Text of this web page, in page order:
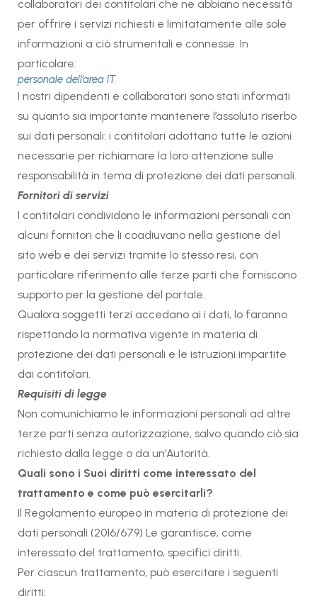
collaboratori dei contitolari che ne abbiano necessità
per offrire i servizi richiesti e limitatamente alle sole
informazioni a ciò strumentali e connesse. In
particolare:
personale dell’area IT.
I nostri dipendenti e collaboratori sono stati informati
su quanto sia importante mantenere l’assoluto riserbo
sui dati personali: i contitolari adottano tutte le azioni
necessarie per richiamare la loro attenzione sulle
responsabilità in tema di protezione dei dati personali.
Fornitori di servizi
I contitolari condividono le informazioni personali con
alcuni fornitori che li coadiuvano nella gestione del
sito web e dei servizi tramite lo stesso resi, con
particolare riferimento alle terze parti che forniscono
supporto per la gestione del portale.
Qualora soggetti terzi accedano ai i dati, lo faranno
rispettando la normativa vigente in materia di
protezione dei dati personali e le istruzioni impartite
dai contitolari.
Requisiti di legge
Non comunichiamo le informazioni personali ad altre
terze parti senza autorizzazione, salvo quando ciò sia
richiesto dalla legge o da un’Autorità.
Quali sono i Suoi diritti come interessato del
trattamento e come può esercitarli?
Il Regolamento europeo in materia di protezione dei
dati personali (2016/679) Le garantisce, come
interessato del trattamento, specifici diritti.
Per ciascun trattamento, può esercitare i seguenti
diritti: